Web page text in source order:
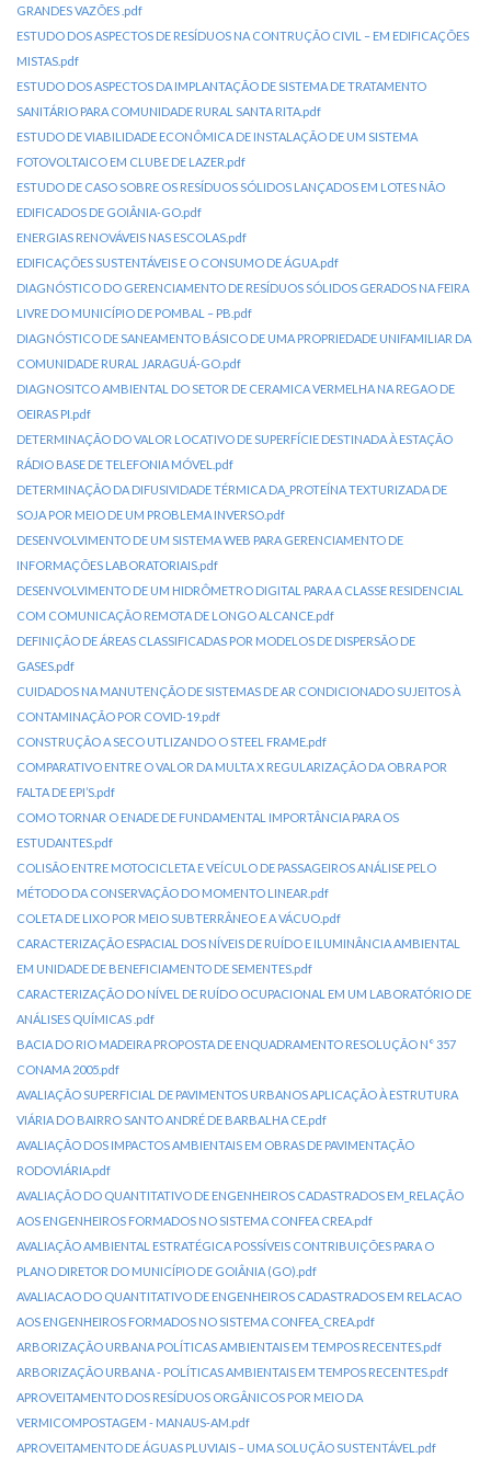
GRANDES VAZÕES .pdf
ESTUDO DOS ASPECTOS DE RESÍDUOS NA CONTRUÇÃO CIVIL – EM EDIFICAÇÕES
MISTAS.pdf
ESTUDO DOS ASPECTOS DA IMPLANTAÇÃO DE SISTEMA DE TRATAMENTO
SANITÁRIO PARA COMUNIDADE RURAL SANTA RITA.pdf
ESTUDO DE VIABILIDADE ECONÔMICA DE INSTALAÇÃO DE UM SISTEMA
FOTOVOLTAICO EM CLUBE DE LAZER.pdf
ESTUDO DE CASO SOBRE OS RESÍDUOS SÓLIDOS LANÇADOS EM LOTES NÃO
EDIFICADOS DE GOIÂNIA-GO.pdf
ENERGIAS RENOVÁVEIS NAS ESCOLAS.pdf
EDIFICAÇÕES SUSTENTÁVEIS E O CONSUMO DE ÁGUA.pdf
DIAGNÓSTICO DO GERENCIAMENTO DE RESÍDUOS SÓLIDOS GERADOS NA FEIRA
LIVRE DO MUNICÍPIO DE POMBAL – PB.pdf
DIAGNÓSTICO DE SANEAMENTO BÁSICO DE UMA PROPRIEDADE UNIFAMILIAR DA
COMUNIDADE RURAL JARAGUÁ-GO.pdf
DIAGNOSITCO AMBIENTAL DO SETOR DE CERAMICA VERMELHA NA REGAO DE
OEIRAS PI.pdf
DETERMINAÇÃO DO VALOR LOCATIVO DE SUPERFÍCIE DESTINADA À ESTAÇÃO
RÁDIO BASE DE TELEFONIA MÓVEL.pdf
DETERMINAÇÃO DA DIFUSIVIDADE TÉRMICA DA_PROTEÍNA TEXTURIZADA DE
SOJA POR MEIO DE UM PROBLEMA INVERSO.pdf
DESENVOLVIMENTO DE UM SISTEMA WEB PARA GERENCIAMENTO DE
INFORMAÇÕES LABORATORIAIS.pdf
DESENVOLVIMENTO DE UM HIDRÔMETRO DIGITAL PARA A CLASSE RESIDENCIAL
COM COMUNICAÇÃO REMOTA DE LONGO ALCANCE.pdf
DEFINIÇÃO DE ÁREAS CLASSIFICADAS POR MODELOS DE DISPERSÃO DE
GASES.pdf
CUIDADOS NA MANUTENÇÃO DE SISTEMAS DE AR CONDICIONADO SUJEITOS À
CONTAMINAÇÃO POR COVID-19.pdf
CONSTRUÇÃO A SECO UTLIZANDO O STEEL FRAME.pdf
COMPARATIVO ENTRE O VALOR DA MULTA X REGULARIZAÇÃO DA OBRA POR
FALTA DE EPI’S.pdf
COMO TORNAR O ENADE DE FUNDAMENTAL IMPORTÂNCIA PARA OS
ESTUDANTES.pdf
COLISÃO ENTRE MOTOCICLETA E VEÍCULO DE PASSAGEIROS ANÁLISE PELO
MÉTODO DA CONSERVAÇÃO DO MOMENTO LINEAR.pdf
COLETA DE LIXO POR MEIO SUBTERRÂNEO E A VÁCUO.pdf
CARACTERIZAÇÃO ESPACIAL DOS NÍVEIS DE RUÍDO E ILUMINÂNCIA AMBIENTAL
EM UNIDADE DE BENEFICIAMENTO DE SEMENTES.pdf
CARACTERIZAÇÃO DO NÍVEL DE RUÍDO OCUPACIONAL EM UM LABORATÓRIO DE
ANÁLISES QUÍMICAS .pdf
BACIA DO RIO MADEIRA PROPOSTA DE ENQUADRAMENTO RESOLUÇÃO N° 357
CONAMA 2005.pdf
AVALIAÇÃO SUPERFICIAL DE PAVIMENTOS URBANOS APLICAÇÃO À ESTRUTURA
VIÁRIA DO BAIRRO SANTO ANDRÉ DE BARBALHA CE.pdf
AVALIAÇÃO DOS IMPACTOS AMBIENTAIS EM OBRAS DE PAVIMENTAÇÃO
RODOVIÁRIA.pdf
AVALIAÇÃO DO QUANTITATIVO DE ENGENHEIROS CADASTRADOS EM_RELAÇÃO
AOS ENGENHEIROS FORMADOS NO SISTEMA CONFEA CREA.pdf
AVALIAÇÃO AMBIENTAL ESTRATÉGICA POSSÍVEIS CONTRIBUIÇÕES PARA O
PLANO DIRETOR DO MUNICÍPIO DE GOIÂNIA (GO).pdf
AVALIACAO DO QUANTITATIVO DE ENGENHEIROS CADASTRADOS EM RELACAO
AOS ENGENHEIROS FORMADOS NO SISTEMA CONFEA_CREA.pdf
ARBORIZAÇÃO URBANA POLÍTICAS AMBIENTAIS EM TEMPOS RECENTES.pdf
ARBORIZAÇÃO URBANA - POLÍTICAS AMBIENTAIS EM TEMPOS RECENTES.pdf
APROVEITAMENTO DOS RESÍDUOS ORGÂNICOS POR MEIO DA
VERMICOMPOSTAGEM - MANAUS-AM.pdf
APROVEITAMENTO DE ÁGUAS PLUVIAIS – UMA SOLUÇÃO SUSTENTÁVEL.pdf